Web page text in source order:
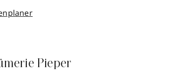
Pieper